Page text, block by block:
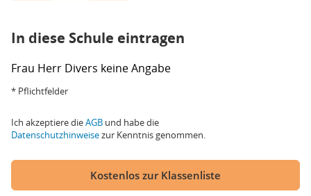
In diese Schule eintragen
Frau Herr Divers keine Angabe
* Pflichtfelder
Ich akzeptiere dieAGB und habe die
Datenschutzhinweisezur Kenntnis genommen.
Kostenlos zur Klassenliste